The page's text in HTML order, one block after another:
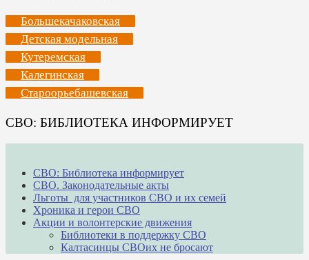
Большекачаковская
Детская модельная
Кутеремская
Калегинская
Староорьебашевская
СВО: БИБЛИОТЕКА ИНФОРМИРУЕТ
СВО: Библиотека информирует
СВО. Законодательные акты
Льготы для участников СВО и их семей
Хроника и герои СВО
Акции и волонтерские движения
Библиотеки в поддержку СВО
Калтасинцы СВОих не бросают